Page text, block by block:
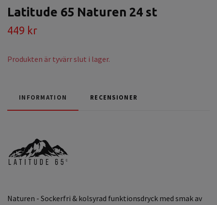
Latitude 65 Naturen 24 st
449 kr
Produkten är tyvärr slut i lager.
INFORMATION RECENSIONER
Naturen - Sockerfri & kolsyrad funktionsdryck med smak av